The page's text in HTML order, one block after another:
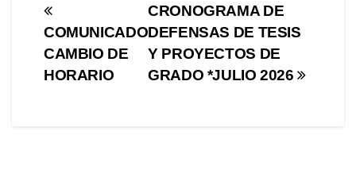
Navegación
de
entradas
CRONOGRAMA DE
DEFENSAS DE TESIS
Y PROYECTOS DE
GRADO *JULIO 2026
COMUNICADO
CAMBIO DE
HORARIO